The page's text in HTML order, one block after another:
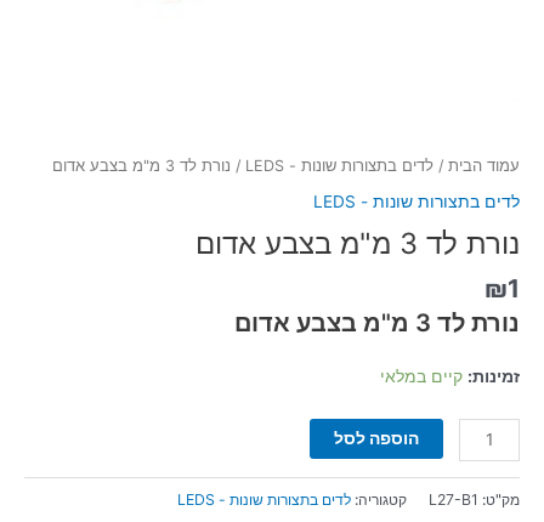
עמוד הבית / לדים בתצורות שונות - LEDS / נורת לד 3 מ"מ בצבע אדום
לדים בתצורות שונות - LEDS
נורת לד 3 מ"מ בצבע אדום
₪1
נורת לד 3 מ"מ בצבע אדום
זמינות: קיים במלאי
הוספה לסל
מק"ט: L27-B1 קטגוריה: לדים בתצורות שונות - LEDS